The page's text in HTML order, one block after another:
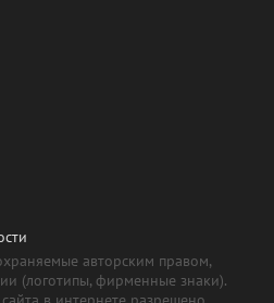
авторским правом,
(логотипы, фирменные знаки).